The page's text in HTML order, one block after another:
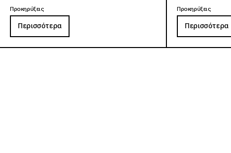
Προκηρύξεις
Περισσότερα
Προκηρύξεις
Περισσότερα